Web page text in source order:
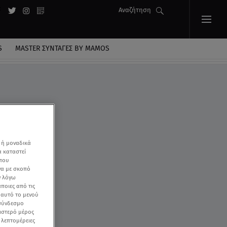
Αναζήτηση
MASTER ΣΥΝΤΑΓΈΣ BY MAMOS
μοναδικά
με σκοπό
λόγω
από τις
αυτό το μενού
μέρος